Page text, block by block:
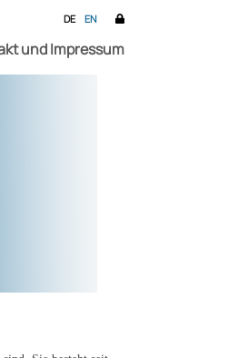
und Impressum
DE EN